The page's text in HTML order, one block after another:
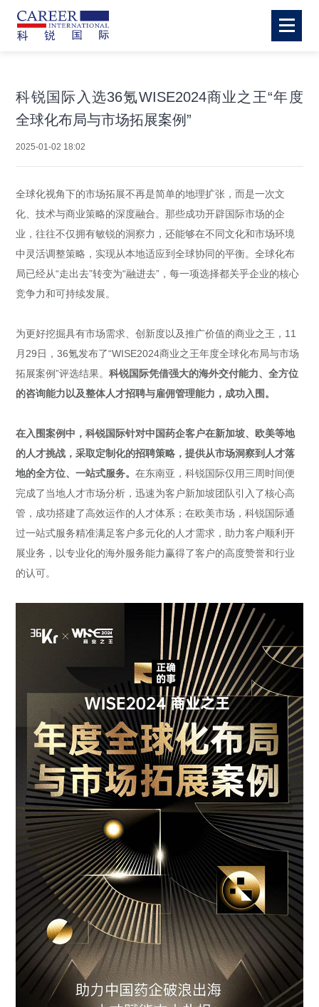
科锐国际入选36氪WISE2024商业之王“年度
全球化布局与市场拓展案例”
2025-01-02 18:02
全球化视角下的市场拓展不再是简单的地理扩张，而是一次文
化、技术与商业策略的深度融合。那些成功开辟国际市场的企
业，往往不仅拥有敏锐的洞察力，还能够在不同文化和市场环境
中灵活调整策略，实现从本地适应到全球协同的平衡。全球化布
局已经从“走出去”转变为“融进去”，每一项选择都关乎企业的核心
竞争力和可持续发展。
为更好挖掘具有市场需求、创新度以及推广价值的商业之王，11
月29日，36氪发布了“WISE2024商业之王年度全球化布局与市场
拓展案例”评选结果。科锐国际凭借强大的海外交付能力、全方位
的咨询能力以及整体人才招聘与雇佣管理能力，成功入围。
在入围案例中，科锐国际针对中国药企客户在新加坡、欧美等地
的人才挑战，采取定制化的招聘策略，提供从市场洞察到人才落
地的全方位、一站式服务。在东南亚，科锐国际仅用三周时间便
完成了当地人才市场分析，迅速为客户新加坡团队引入了核心高
管，成功搭建了高效运作的人才体系；在欧美市场，科锐国际通
过一站式服务精准满足客户多元化的人才需求，助力客户顺利开
展业务，以专业化的海外服务能力赢得了客户的高度赞誉和行业
的认可。